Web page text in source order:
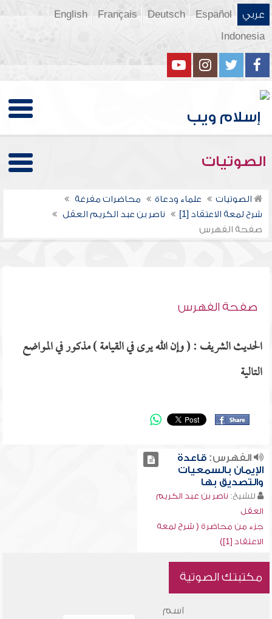
عربي Español
Deutsch
Français
English
Indonesia
الصوتيات
الصوتيات علماء ودعاة
محاضرات مفرغة
شرح لمعة الاعتقاد [1]
ناصر بن عبد الكريم العقل
صفحة الفهرس
صفحة الفهرس
الحديث الشريف : ( وإن الله يرى في القيامة ) مذكور في المواضع
التالية
الفهرس:قاعدة
الإيمان بالسمعيات
والتصديق بها
للشيخ: ناصر بن عبد الكريم
العقل
جزء من محاضرة ( شرح لمعة
الاعتقاد [1])
مكتبتك الصوتية
اسم